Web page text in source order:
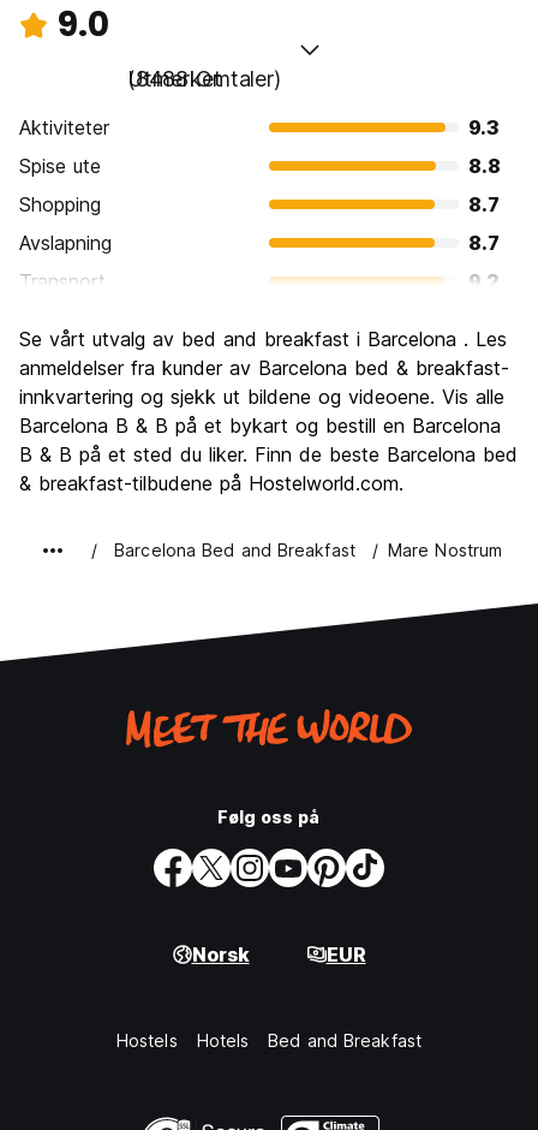
9.0
Utmerket
(8488 Omtaler)
Aktiviteter
9.3
Spise ute
8.8
Shopping
8.7
Avslapning
8.7
Transport
9.2
Kultur
9.4
Feste
8.9
Verdi for pengene
8.1
Se vårt utvalg av bed and breakfast i Barcelona . Les
anmeldelser fra kunder av Barcelona bed & breakfast-
innkvartering og sjekk ut bildene og videoene. Vis alle
Barcelona B & B på et bykart og bestill en Barcelona
B & B på et sted du liker. Finn de beste Barcelona bed
& breakfast-tilbudene på Hostelworld.com.
Barcelona Bed and Breakfast Mare Nostrum
Følg oss på
Norsk EUR
Hostels Hotels Bed and Breakfast